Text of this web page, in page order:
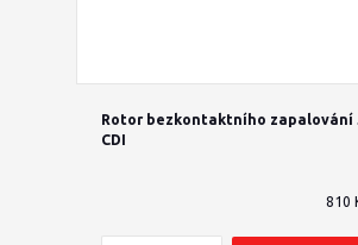
Rotor bezkontaktního zapalování
CDI
810